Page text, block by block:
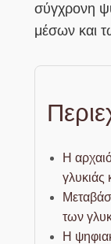
σύγχρονη
μέσων και
Η
γλυκιάς
των
Η